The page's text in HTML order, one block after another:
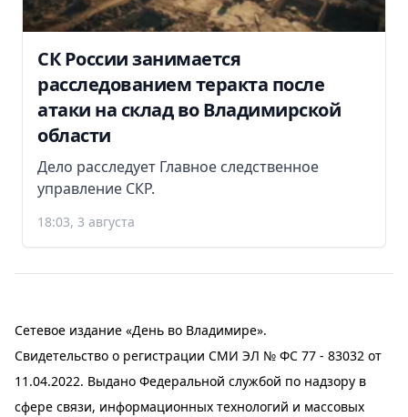
СК России занимается
расследованием теракта после
атаки на склад во Владимирской
области
Дело расследует Главное следственное
управление СКР.
18:03, 3 августа
Сетевое издание «День во Владимире».
Свидетельство о регистрации СМИ ЭЛ № ФС 77 - 83032 от
11.04.2022. Выдано Федеральной службой по надзору в
сфере связи, информационных технологий и массовых